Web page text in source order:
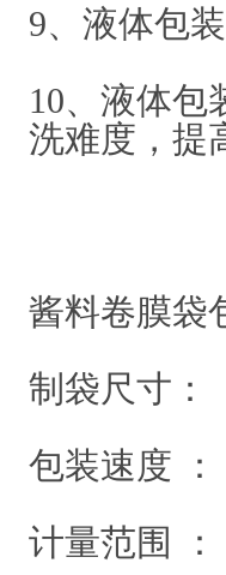
9、液体包
10、液体包
洗难度，提
酱料卷膜袋
制袋尺寸：
包装速度 ：
计量范围 ：